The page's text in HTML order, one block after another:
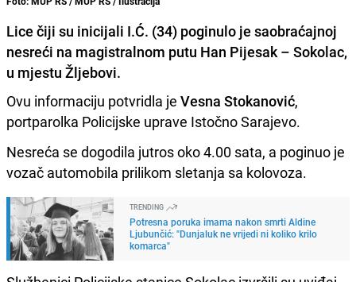
Lice čiji su inicijali I.Ć. (34) poginulo je saobraćajnoj
nesreći na magistralnom putu Han Pijesak – Sokolac,
u mjestu Žljebovi.
Ovu informaciju potvridla je Vesna Stokanović,
portparolka Policijske uprave Istočno Sarajevo.
Nesreća se dogodila jutros oko 4.00 sata, a poginuo je
vozač automobila prilikom sletanja sa kolovoza.
TRENDING
Potresna poruka imama nakon smrti Aldine
Ljubunčić: "Dunjaluk ne vrijedi ni koliko krilo
komarca"